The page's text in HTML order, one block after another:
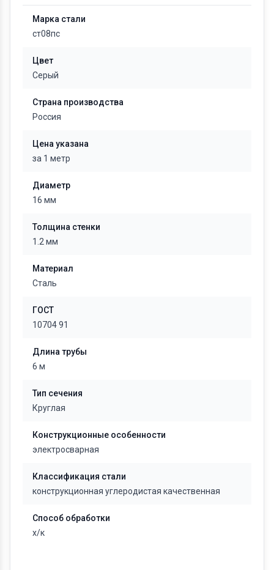
Марка стали
ст08пс
Цвет
Серый
Страна производства
Россия
Цена указана
за 1 метр
Диаметр
16 мм
Толщина стенки
1.2 мм
Материал
Сталь
ГОСТ
10704 91
Длина трубы
6 м
Тип сечения
Круглая
Конструкционные особенности
электросварная
Классификация стали
конструкционная углеродистая качественная
Способ обработки
х/к